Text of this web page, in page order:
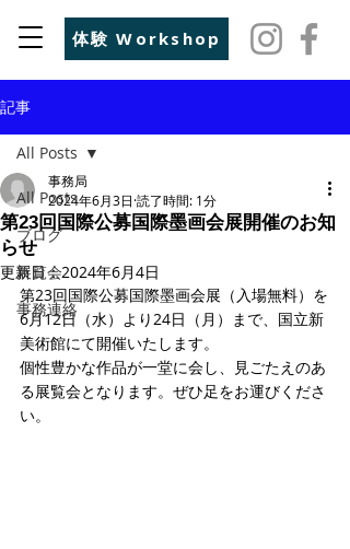
体験 Workshop
記事
All Posts
ブログ
展覧会
事務連絡
All Posts
第23回国際公募国際墨画会展開催のお知
らせ
事務局
2024年6月3日 読了時間: 1分
更新日：2024年6月4日
第23回国際公募国際墨画会展（入場無料）を
6月12日（水）より24日（月）まで、国立新
美術館にて開催いたします。
個性豊かな作品が一堂に会し、見ごたえのあ
る展覧会となります。ぜひ足をお運びくださ
い。